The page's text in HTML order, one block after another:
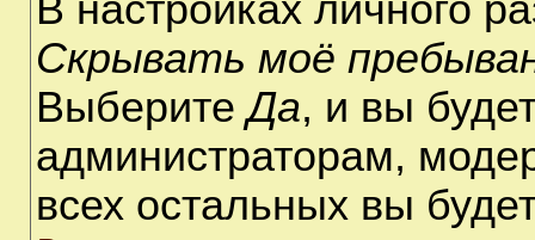
В настройках личного
Скрывать моё
ВыберитеДа, и вы
администраторам,
всех остальных вы